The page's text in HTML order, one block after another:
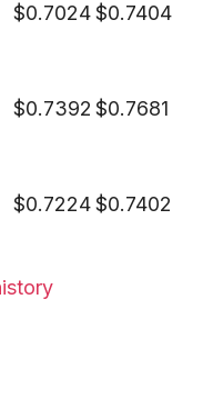
$0.7024$0.7404
$0.7392 $0.7681
$0.7224$0.7402